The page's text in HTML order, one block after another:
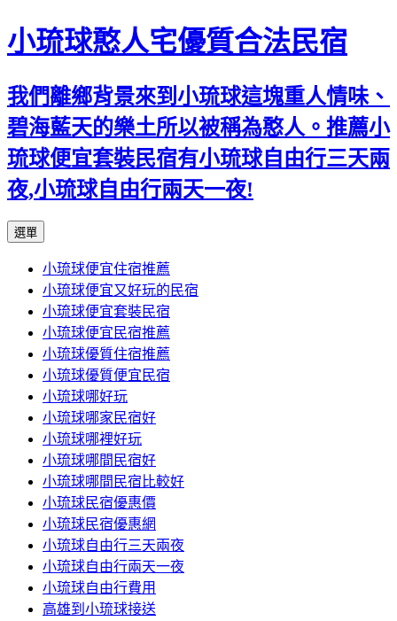
小琉球憨人宅優質合法民宿
我們離鄉背景來到小琉球這塊重人情味、
碧海藍天的樂土所以被稱為憨人。推薦小
琉球便宜套裝民宿有小琉球自由行三天兩
夜,小琉球自由行兩天一夜!
選單
主
要
內
容
小琉球便宜住宿推薦
小琉球便宜又好玩的民宿
小琉球便宜套裝民宿
小琉球便宜民宿推薦
小琉球優質住宿推薦
小琉球優質便宜民宿
小琉球哪好玩
小琉球哪家民宿好
小琉球哪裡好玩
小琉球哪間民宿好
小琉球哪間民宿比較好
小琉球民宿優惠價
小琉球民宿優惠網
小琉球自由行三天兩夜
小琉球自由行兩天一夜
小琉球自由行費用
高雄到小琉球接送